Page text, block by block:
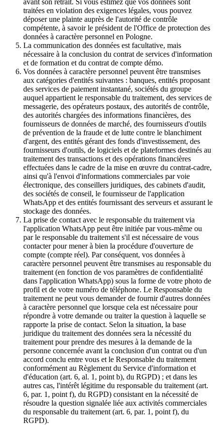
avant son retrait. Si vous estimez que vos données sont
traitées en violation des exigences légales, vous pouvez
déposer une plainte auprès de l'autorité de contrôle
compétente, à savoir le président de l'Office de protection des
données à caractère personnel en Pologne.
La communication des données est facultative, mais
nécessaire à la conclusion du contrat de services d'information
et de formation et du contrat de compte démo.
Vos données à caractère personnel peuvent être transmises
aux catégories d'entités suivantes : banques, entités proposant
des services de paiement instantané, sociétés du groupe
auquel appartient le responsable du traitement, des services de
messagerie, des opérateurs postaux, des autorités de contrôle,
des autorités chargées des informations financières, des
fournisseurs de données de marché, des fournisseurs d'outils
de prévention de la fraude et de lutte contre le blanchiment
d'argent, des entités gérant des fonds d'investissement, des
fournisseurs d'outils, de logiciels et de plateformes destinés au
traitement des transactions et des opérations financières
effectuées dans le cadre de la mise en œuvre du contrat-cadre,
ainsi qu'à l'envoi d'informations commerciales par voie
électronique, des conseillers juridiques, des cabinets d'audit,
des sociétés de conseil, le fournisseur de l'application
WhatsApp et des entités fournissant des serveurs et assurant le
stockage des données.
La prise de contact avec le responsable du traitement via
l'application WhatsApp peut être initiée par vous-même ou
par le responsable du traitement s'il est nécessaire de vous
contacter pour mener à bien la procédure d'ouverture de
compte (compte réel). Par conséquent, vos données à
caractère personnel peuvent être transmises au responsable du
traitement (en fonction de vos paramètres de confidentialité
dans l'application WhatsApp) sous la forme de votre photo de
profil et de votre numéro de téléphone. Le Responsable du
traitement ne peut vous demander de fournir d'autres données
à caractère personnel que lorsque cela est nécessaire pour
répondre à votre demande ou traiter la question à laquelle se
rapporte la prise de contact. Selon la situation, la base
juridique du traitement des données sera la nécessité du
traitement pour prendre des mesures à la demande de la
personne concernée avant la conclusion d'un contrat ou d'un
accord conclu entre vous et le Responsable du traitement
conformément au Règlement du Service d'information et
d'éducation (art. 6, al. 1, point b), du RGPD) ; et dans les
autres cas, l'intérêt légitime du responsable du traitement (art.
6, par. 1, point f), du RGPD) consistant en la nécessité de
résoudre la question signalée liée aux activités commerciales
du responsable du traitement (art. 6, par. 1, point f), du
RGPD).